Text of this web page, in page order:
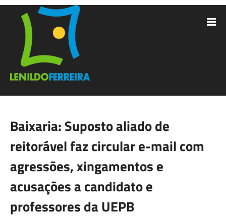
Baixaria: Suposto aliado de
reitorável faz circular e-mail com
agressões, xingamentos e
acusações a candidato e
professores da UEPB